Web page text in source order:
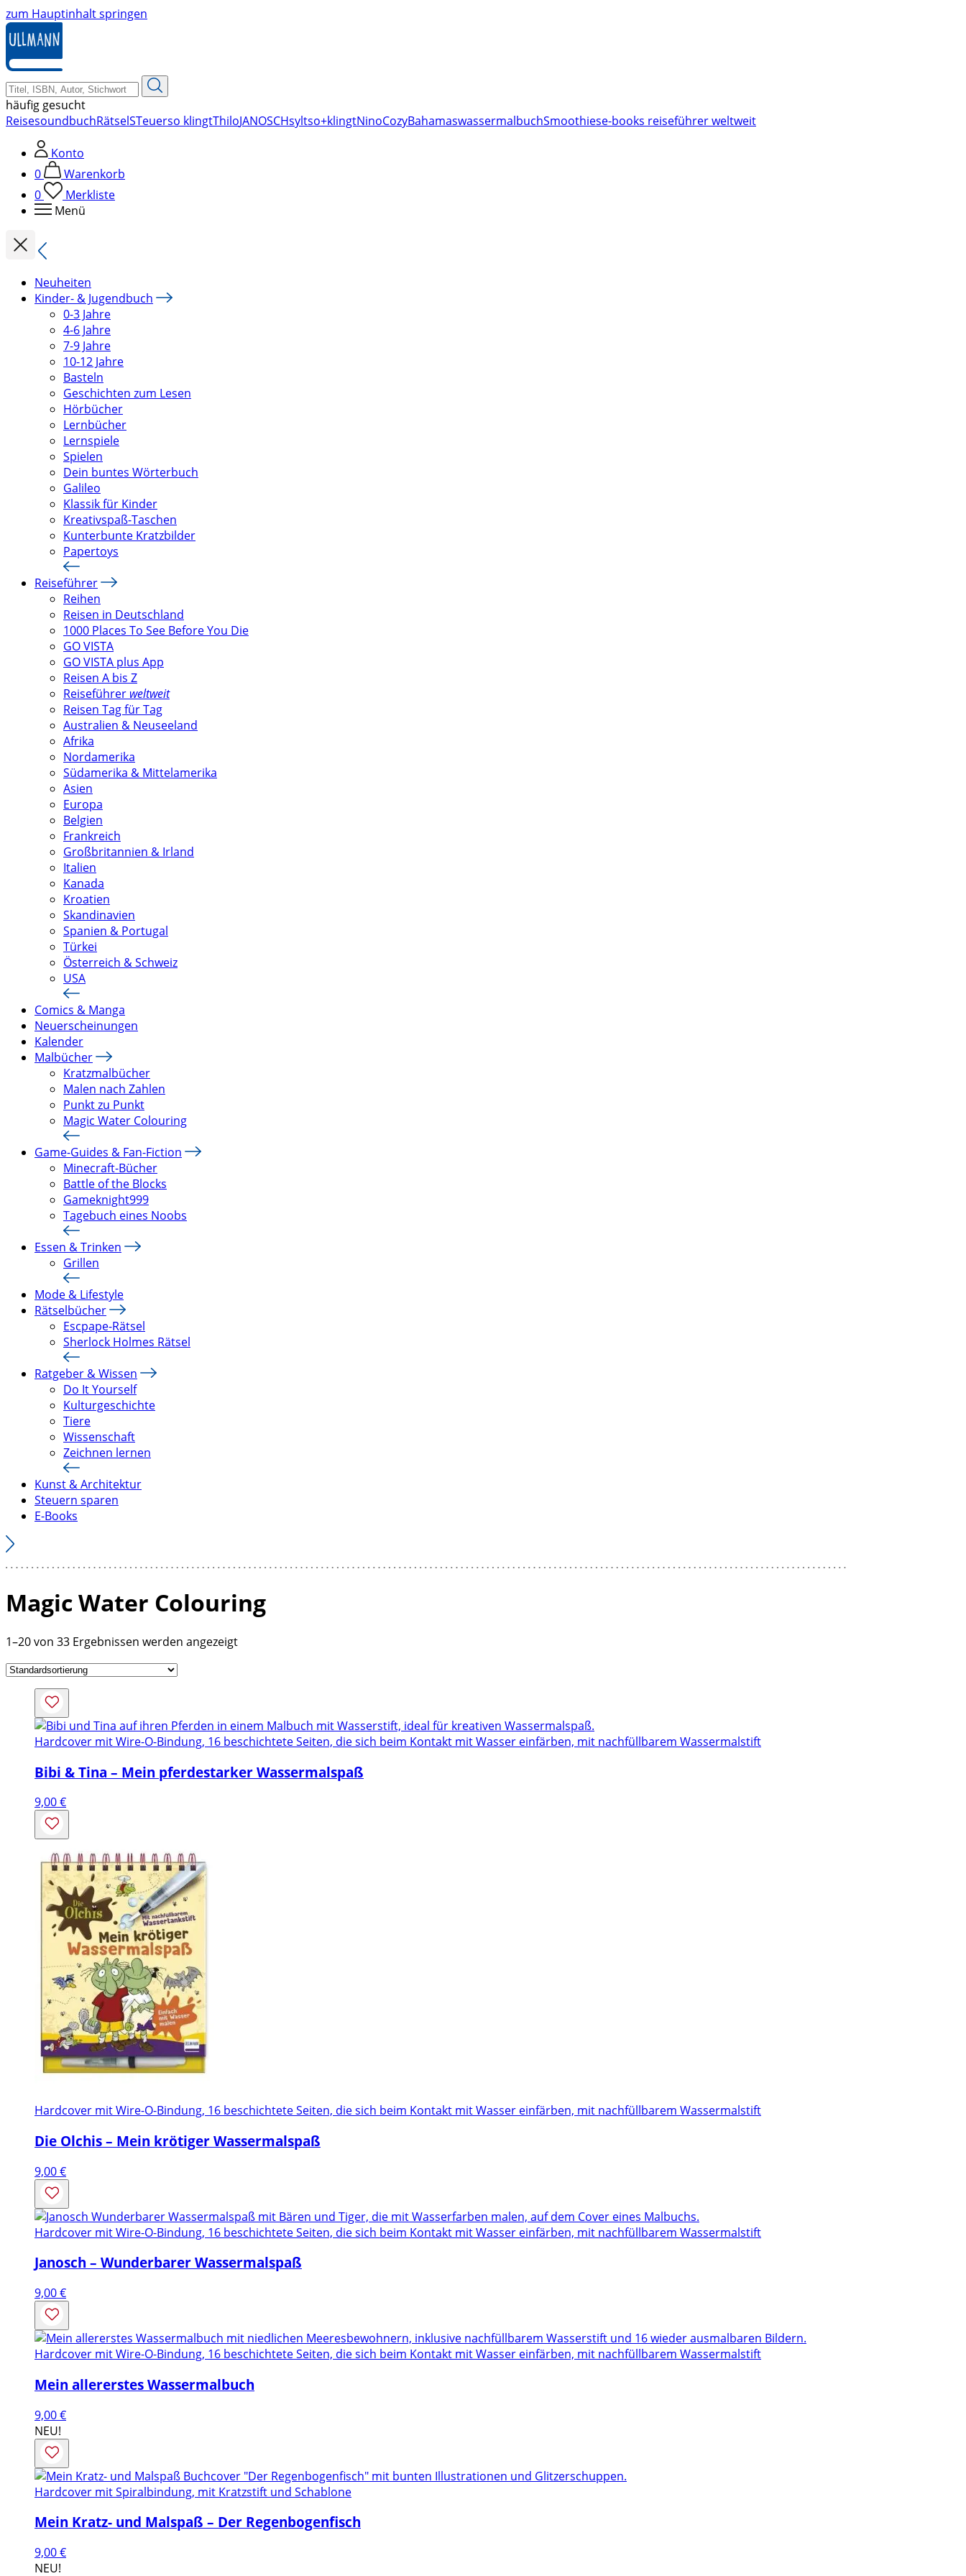
zum Hauptinhalt springen
häufig gesucht
ReisesoundbuchRätselSTeuerso klingtThiloJANOSCHsyltso+klingtNinoCozyBahamaswassermalbuchSmoothiese-books reiseführer weltweit
Konto
0
Warenkorb
0
Merkliste
Menü
Neuheiten
Kinder- & Jugendbuch
0-3 Jahre
4-6 Jahre
7-9 Jahre
10-12 Jahre
Basteln
Geschichten zum Lesen
Hörbücher
Lernbücher
Lernspiele
Spielen
Dein buntes Wörterbuch
Galileo
Klassik für Kinder
Kreativspaß-Taschen
Kunterbunte Kratzbilder
Papertoys
Reiseführer
Reihen
Reisen in Deutschland
1000 Places To See Before You Die
GO VISTA
GO VISTA plus App
Reisen A bis Z
Reiseführer weltweit
Reisen Tag für Tag
Australien & Neuseeland
Afrika
Nordamerika
Südamerika & Mittelamerika
Asien
Europa
Belgien
Frankreich
Großbritannien & Irland
Italien
Kanada
Kroatien
Skandinavien
Spanien & Portugal
Türkei
Österreich & Schweiz
USA
Comics & Manga
Neuerscheinungen
Kalender
Malbücher
Kratzmalbücher
Malen nach Zahlen
Punkt zu Punkt
Magic Water Colouring
Game-Guides & Fan-Fiction
Minecraft-Bücher
Battle of the Blocks
Gameknight999
Tagebuch eines Noobs
Essen & Trinken
Grillen
Mode & Lifestyle
Rätselbücher
Escpape-Rätsel
Sherlock Holmes Rätsel
Ratgeber & Wissen
Do It Yourself
Kulturgeschichte
Tiere
Wissenschaft
Zeichnen lernen
Kunst & Architektur
Steuern sparen
E-Books
Magic Water Colouring
1–20 von 33 Ergebnissen werden angezeigt
Hardcover mit Wire-O-Bindung, 16 beschichtete Seiten, die sich beim Kontakt mit Wasser einfärben, mit nachfüllbarem Wassermalstift
Bibi & Tina – Mein pferdestarker Wassermalspaß
9,00€
Hardcover mit Wire-O-Bindung, 16 beschichtete Seiten, die sich beim Kontakt mit Wasser einfärben, mit nachfüllbarem Wassermalstift
Die Olchis – Mein krötiger Wassermalspaß
9,00€
Hardcover mit Wire-O-Bindung, 16 beschichtete Seiten, die sich beim Kontakt mit Wasser einfärben, mit nachfüllbarem Wassermalstift
Janosch – Wunderbarer Wassermalspaß
9,00€
Hardcover mit Wire-O-Bindung, 16 beschichtete Seiten, die sich beim Kontakt mit Wasser einfärben, mit nachfüllbarem Wassermalstift
Mein allererstes Wassermalbuch
9,00€
NEU!
Hardcover mit Spiralbindung, mit Kratzstift und Schablone
Mein Kratz- und Malspaß – Der Regenbogenfisch
9,00€
NEU!